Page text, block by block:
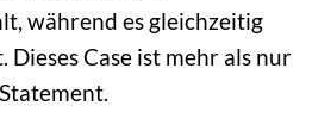
während es gleichzeitig
Case ist mehr als nur